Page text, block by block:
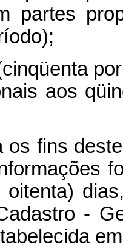
partes
por
aos
fins deste
-